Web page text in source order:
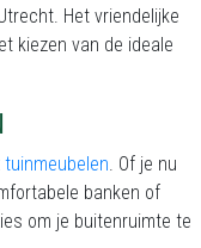
Het vriendelijke
kiezen van de ideale
tuinmeubelen. Of je nu
banken of
om je buitenruimte te